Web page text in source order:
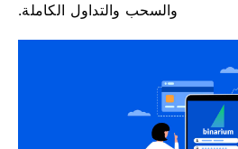
والسحب والتداول الكاملة.